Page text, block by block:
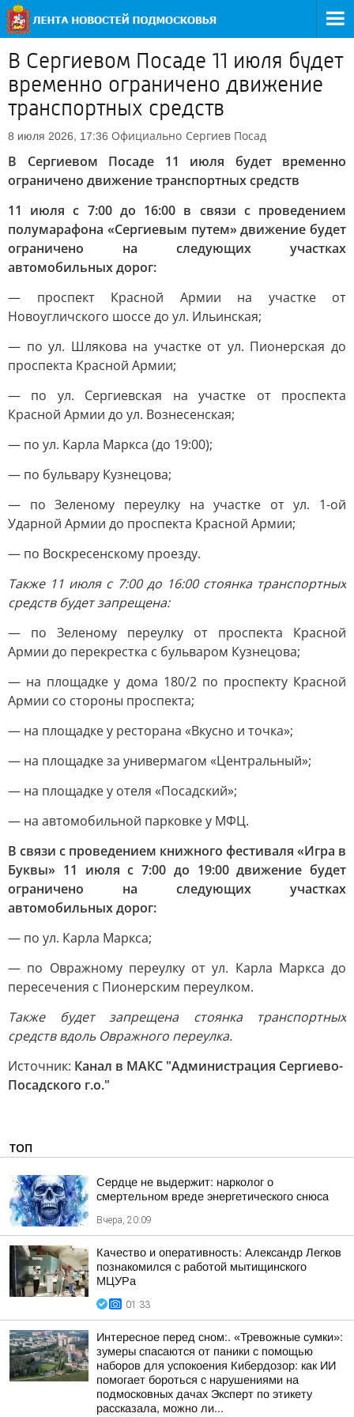
В Сергиевом Посаде 11 июля будет
временно ограничено движение
транспортных средств
8 июля 2026, 17:36 Официально Сергиев Посад
В Сергиевом Посаде 11 июля будет временно
ограничено движение транспортных средств
11 июля с 7:00 до 16:00 в связи с проведением
полумарафона «Сергиевым путем» движение будет
ограничено на следующих участках
автомобильных дорог:
— проспект Красной Армии на участке от
Новоугличского шоссе до ул. Ильинская;
— по ул. Шлякова на участке от ул. Пионерская до
проспекта Красной Армии;
— по ул. Сергиевская на участке от проспекта
Красной Армии до ул. Вознесенская;
— по ул. Карла Маркса (до 19:00);
— по бульвару Кузнецова;
— по Зеленому переулку на участке от ул. 1-ой
Ударной Армии до проспекта Красной Армии;
— по Воскресенскому проезду.
Также 11 июля с 7:00 до 16:00 стоянка транспортных
средств будет запрещена:
— по Зеленому переулку от проспекта Красной
Армии до перекрестка с бульваром Кузнецова;
— на площадке у дома 180/2 по проспекту Красной
Армии со стороны проспекта;
— на площадке у ресторана «Вкусно и точка»;
— на площадке за универмагом «Центральный»;
— на площадке у отеля «Посадский»;
— на автомобильной парковке у МФЦ.
В связи с проведением книжного фестиваля «Игра в
Буквы» 11 июля с 7:00 до 19:00 движение будет
ограничено на следующих участках
автомобильных дорог:
— по ул. Карла Маркса;
— по Овражному переулку от ул. Карла Маркса до
пересечения с Пионерским переулком.
Также будет запрещена стоянка транспортных
средств вдоль Овражного переулка.
Источник: Канал в МАКС "Администрация Сергиево-
Посадского г.о."
ТОП
Сердце не выдержит: нарколог о
смертельном вреде энергетического снюса
Вчера, 20:09
Качество и оперативность: Александр Легков
познакомился с работой мытищинского
МЦУРа
01:33
Интересное перед сном:. «Тревожные сумки»:
зумеры спасаются от паники с помощью
наборов для успокоения Кибердозор: как ИИ
помогает бороться с нарушениями на
подмосковных дачах Эксперт по этикету
рассказала, можно ли...